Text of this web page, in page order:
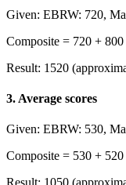
Given: EBRW: 720,
Composite = 720 +
Result: 1520
3. Average scores
Given: EBRW: 530,
Composite = 530 +